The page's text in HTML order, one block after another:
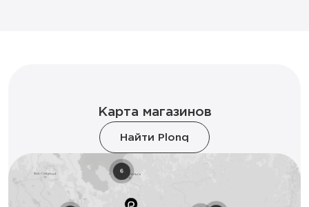
Карта магазинов
Найти Plonq